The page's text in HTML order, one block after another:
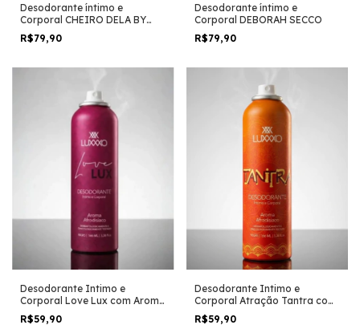
Desodorante íntimo e
Corporal CHEIRO DELA BY
CARLA GEANE
R$79,90
Desodorante íntimo e
Corporal DEBORAH SECCO
R$79,90
Desodorante Intimo e
Corporal Love Lux com Aroma
Afrodisíaco 166ml / 90g
R$59,90
Desodorante Intimo e
Corporal Atração Tantra com
Aroma Afrodisíaco - LUXXXO -
166ml / 90g
R$59,90